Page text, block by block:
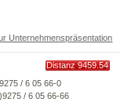
Unternehmenspräsentation
Distanz 9459.54
/ 6 05 66-0
/ 6 05 66-66